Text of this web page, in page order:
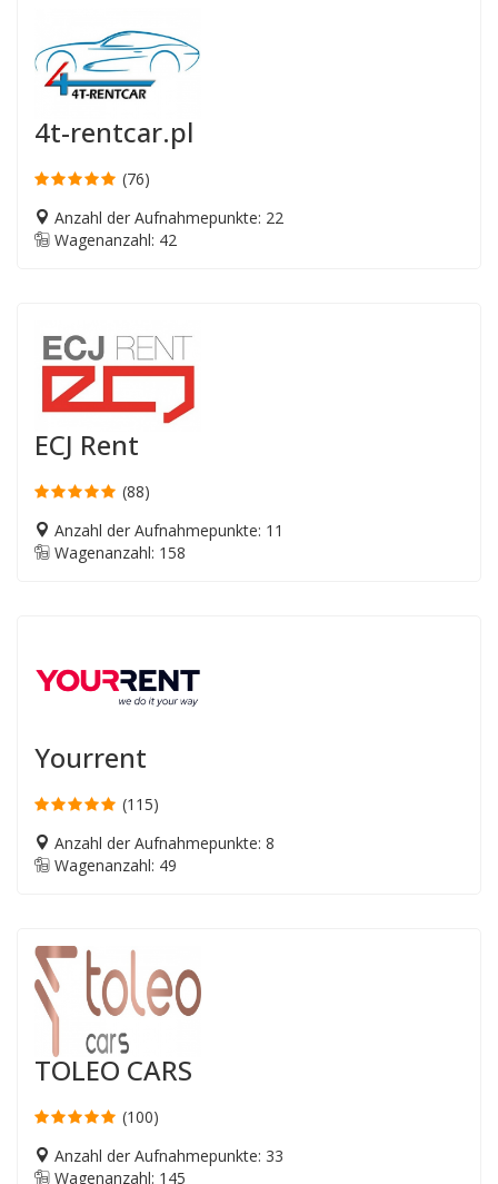
4t-rentcar.pl
(76)
Anzahl der Aufnahmepunkte: 22
Wagenanzahl: 42
ECJ Rent
(88)
Anzahl der Aufnahmepunkte: 11
Wagenanzahl: 158
Yourrent
(115)
Anzahl der Aufnahmepunkte: 8
Wagenanzahl: 49
TOLEO CARS
(100)
Anzahl der Aufnahmepunkte: 33
Wagenanzahl: 145